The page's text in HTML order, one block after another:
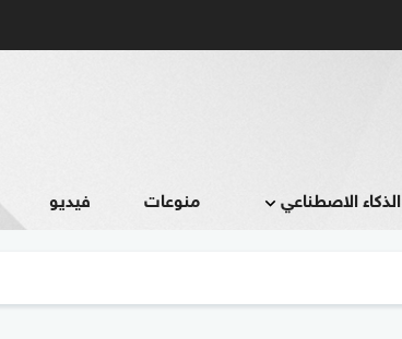
الذكاء الاصطناعي منوعات فيديو